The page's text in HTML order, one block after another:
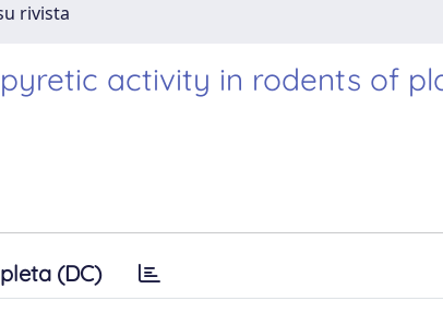
rivista
activity in rodents of
(DC)